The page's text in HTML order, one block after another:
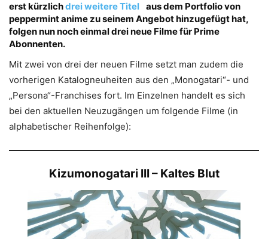
erst kürzlichdrei weitere Titel aus dem Portfolio von
peppermint anime zu seinem Angebot hinzugefügt hat,
folgen nun noch einmal drei neue Filme für Prime
Abonnenten.
Mit zwei von drei der neuen Filme setzt man zudem die
vorherigen Katalogneuheiten aus den „Monogatari“- und
„Persona“-Franchises fort. Im Einzelnen handelt es sich
bei den aktuellen Neuzugängen um folgende Filme (in
alphabetischer Reihenfolge):
Kizumonogatari III – Kaltes Blut